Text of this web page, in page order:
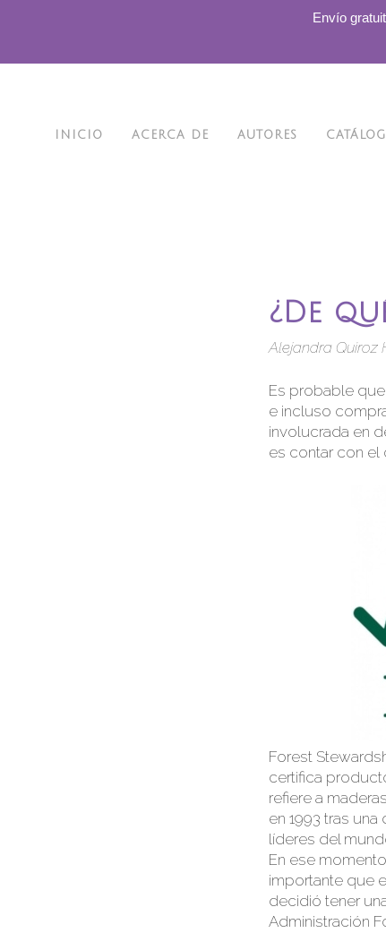
Envío
INICIO ACERCA DE AUTORES
¿De
Alejandra Quiroz
Es probable
e incluso
involucrada en
es contar con el
Forest
certifica
refiere a maderas
en 1993 tras una
líderes del
En ese
importante que
decidió tener
Administración